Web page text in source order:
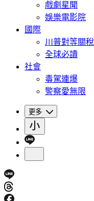
戲劇星聞
娛樂電影院
國際
川普對等關稅
全球必讀
社會
毒駕連爆
警察愛無限
更多